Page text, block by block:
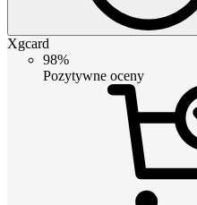
Xgcard
98%
Pozytywne oceny